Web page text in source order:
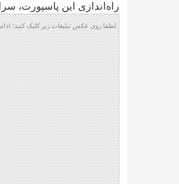
راه‌اندازی این پاسپورت،
لطفا روی عکس تبلیغات زیر کلیک کنید؛